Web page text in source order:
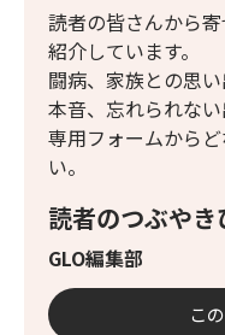
読者のつぶやき
GLO編集部
読者の皆さんから
紹介しています。
闘病、家族との思
本音、忘れられな
専用フォームから
い。
こ